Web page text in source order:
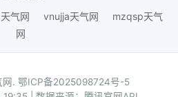
气网 vnujja天气网
mzqsp天气
网
. 鄂ICP备2025098724号-5